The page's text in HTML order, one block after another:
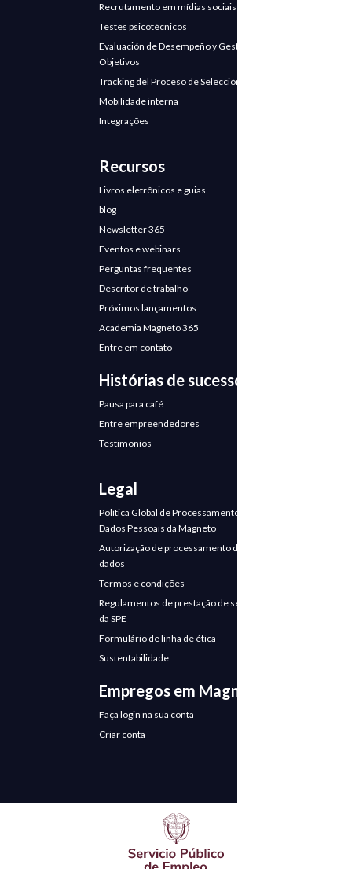
Recrutamento em mídias sociais
Testes psicotécnicos
Evaluación de Desempeño y Gestión de
Objetivos
Tracking del Proceso de Selección
Mobilidade interna
Integrações
Recursos
Livros eletrônicos e guias
blog
Newsletter 365
Eventos e webinars
Perguntas frequentes
Descritor de trabalho
Próximos lançamentos
Academia Magneto 365
Entre em contato
Histórias de sucesso
Pausa para café
Entre empreendedores
Testimonios
Legal
Política Global de Processamento de
Dados Pessoais da Magneto
Autorização de processamento de
dados
Termos e condições
Regulamentos de prestação de serviços
da SPE
Formulário de linha de ética
Sustentabilidade
Empregos em Magneto
Faça login na sua conta
Criar conta